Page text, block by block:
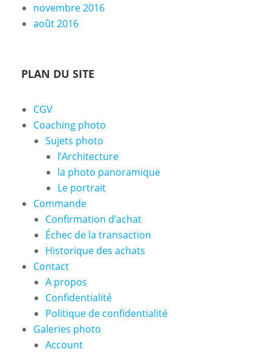
novembre 2016
août 2016
PLAN DU SITE
CGV
Coaching photo
Sujets photo
l’Architecture
la photo panoramique
Le portrait
Commande
Confirmation d’achat
Échec de la transaction
Historique des achats
Contact
A propos
Confidentialité
Politique de confidentialité
Galeries photo
Account